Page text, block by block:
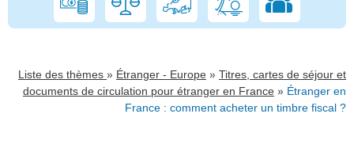
Liste des thèmes » Étranger - Europe » Titres, cartes de séjour et
documents de circulation pour étranger en France » Étranger en
France : comment acheter un timbre fiscal ?